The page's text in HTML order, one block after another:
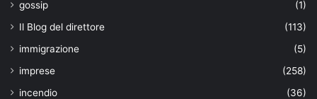
gossip
(1)
Il Blog del direttore
(113)
immigrazione
(5)
imprese
(258)
incendio
(36)